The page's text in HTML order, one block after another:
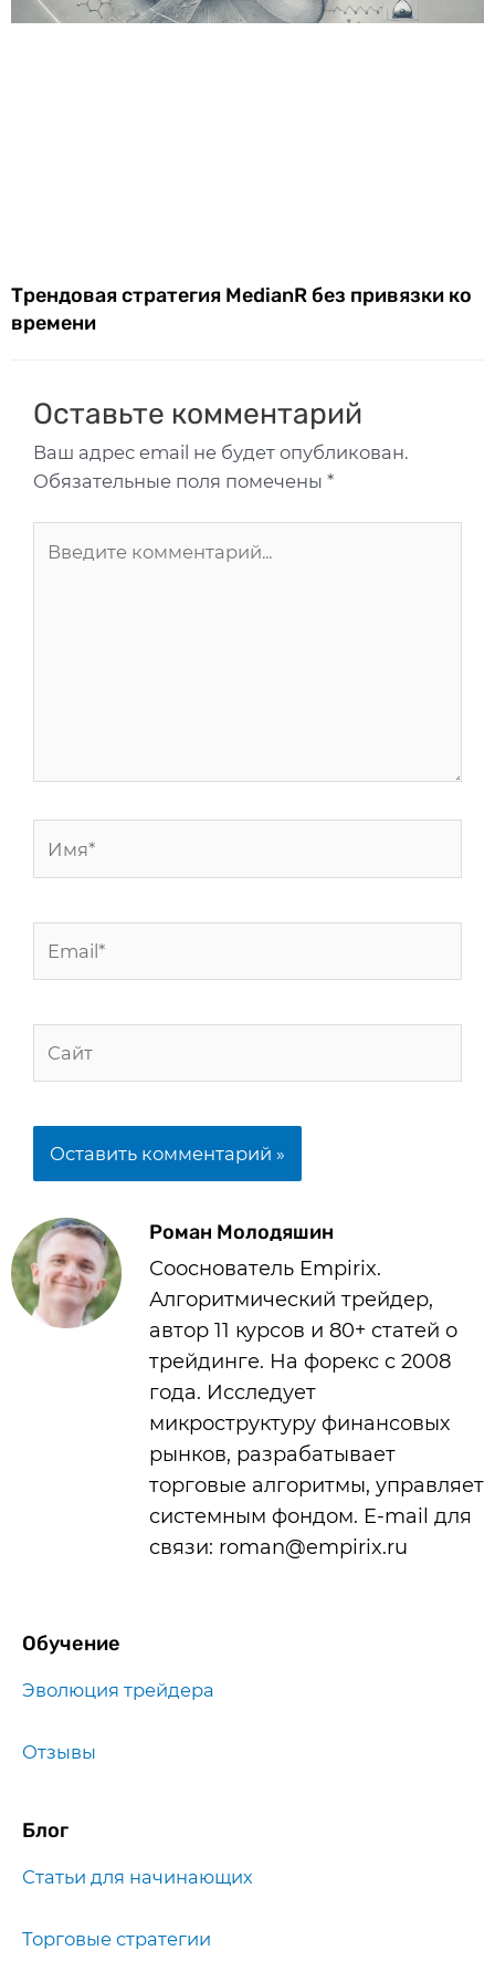
Трендовая стратегия MedianR без привязки ко
времени
Оставьте комментарий
Ваш адрес email не будет опубликован.
Обязательные поля помечены *
Роман Молодяшин
Сооснователь Empirix.
Алгоритмический трейдер,
автор 11 курсов и 80+ статей о
трейдинге. На форекс с 2008
года. Исследует
микроструктуру финансовых
рынков, разрабатывает
торговые алгоритмы, управляет
системным фондом. E-mail для
связи: roman@empirix.ru
Обучение
Эволюция трейдера
Отзывы
Блог
Статьи для начинающих
Торговые стратегии